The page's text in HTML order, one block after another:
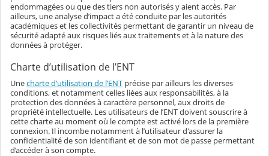
endommagées ou que des tiers non autorisés y aient accès. Par
ailleurs, une analyse d’impact a été conduite par les autorités
académiques et les collectivités permettant de garantir un niveau de
sécurité adapté aux risques liés aux traitements et à la nature des
données à protéger.
Charte d’utilisation de l’ENT
Unecharte d’utilisation de l’ENT précise par ailleurs les diverses
conditions, et notamment celles liées aux responsabilités, à la
protection des données à caractère personnel, aux droits de
propriété intellectuelle. Les utilisateurs de l’ENT doivent souscrire à
cette charte au moment où le compte est activé lors de la première
connexion. Il incombe notamment à l’utilisateur d'assurer la
confidentialité de son identifiant et de son mot de passe permettant
d’accéder à son compte.